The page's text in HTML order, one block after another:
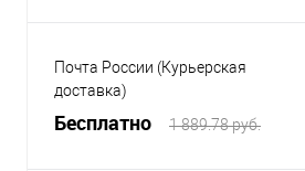
Почта России (Курьерская
доставка)
Бесплатно 1 889.78 руб.